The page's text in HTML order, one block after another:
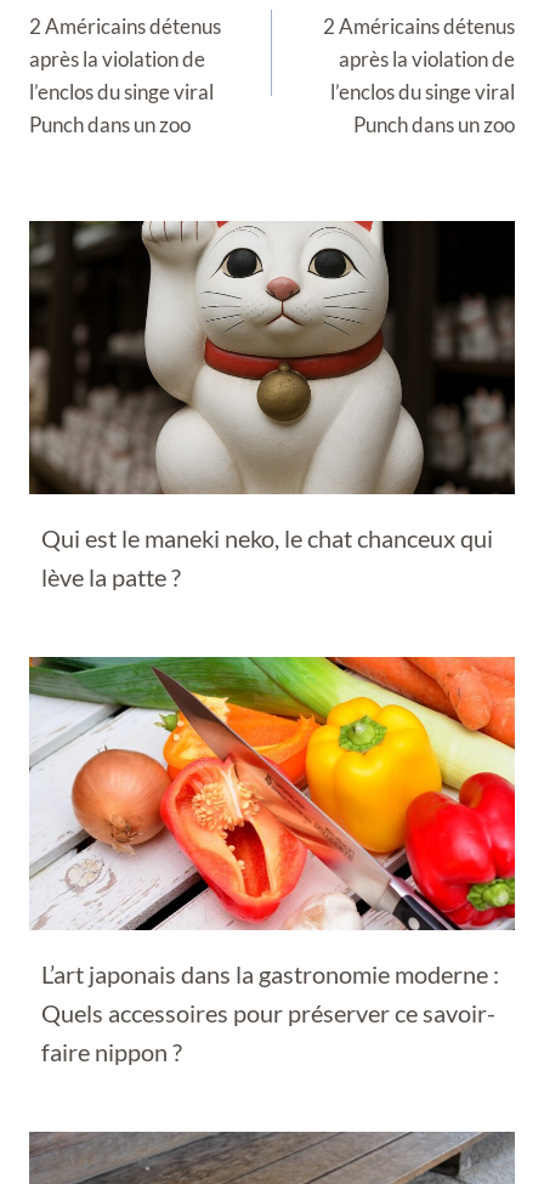
de
l’article
2 Américains détenus
après la violation de
l’enclos du singe viral
Punch dans un zoo
2 Américains détenus
après la violation de
l’enclos du singe viral
Punch dans un zoo
Qui est le maneki neko, le chat chanceux qui
lève la patte ?
L’art japonais dans la gastronomie moderne :
Quels accessoires pour préserver ce savoir-
faire nippon ?